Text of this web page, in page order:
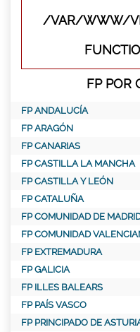
/VAR/WWW/
FP POR
FP ANDALUCÍA
FP ARAGÓN
FP CANARIAS
FP CASTILLA LA MANCHA
FP CASTILLA Y LEÓN
FP CATALUÑA
FP COMUNIDAD DE
FP COMUNIDAD
FP EXTREMADURA
FP GALICIA
FP ILLES BALEARS
FP PAÍS VASCO
FP PRINCIPADO DE